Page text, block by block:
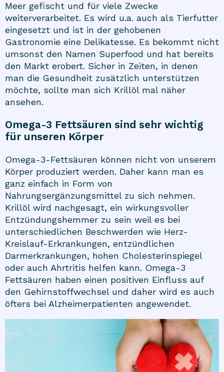
Meer gefischt und für viele Zwecke
weiterverarbeitet. Es wird u.a. auch als Tierfutter
eingesetzt und ist in der gehobenen
Gastronomie eine Delikatesse. Es bekommt nicht
umsonst den Namen Superfood und hat bereits
den Markt erobert. Sicher in Zeiten, in denen
man die Gesundheit zusätzlich unterstützen
möchte, sollte man sich Krillöl mal näher
ansehen.
Omega-3 Fettsäuren sind sehr wichtig
für unseren Körper
Omega-3-Fettsäuren können nicht von unserem
Körper produziert werden. Daher kann man es
ganz einfach in Form von
Nahrungsergänzungsmittel zu sich nehmen.
Krillöl wird nachgesagt, ein wirkungsvoller
Entzündungshemmer zu sein weil es bei
unterschiedlichen Beschwerden wie Herz-
Kreislauf-Erkrankungen, entzündlichen
Darmerkrankungen, hohen Cholesterinspiegel
oder auch Ahrtritis helfen kann. Omega-3
Fettsäuren haben einen positiven Einfluss auf
den Gehirnstoffwechsel und daher wird es auch
öfters bei Alzheimerpatienten angewendet.